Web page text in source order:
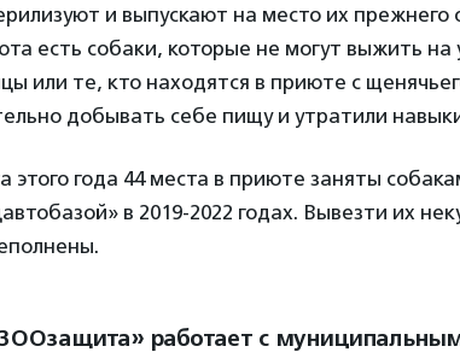
и выпускают на место их прежнего
есть собаки, которые не могут выжить на
или те, кто находятся в приюте с
добывать себе пищу и утратили
этого года 44 места в приюте заняты
в 2019-2022 годах. Вывезти их
работает с